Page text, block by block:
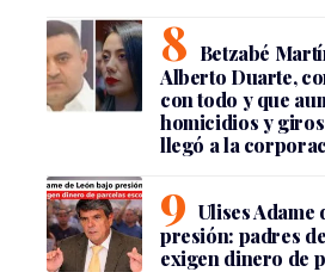
Betzabé
Alberto Duarte,
con todo y que
homicidios y
llegó a la
Ulises Adame
presión: padres
exigen dinero de